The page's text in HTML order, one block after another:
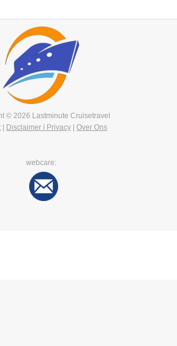
© 2026 Lastminute Cruisetravel
| Disclaimer | Privacy | Over Ons
webcare: